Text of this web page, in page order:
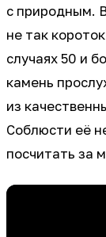
с природным.
не так
случаях 50 и
камень
из
Соблюсти её
посчитать за